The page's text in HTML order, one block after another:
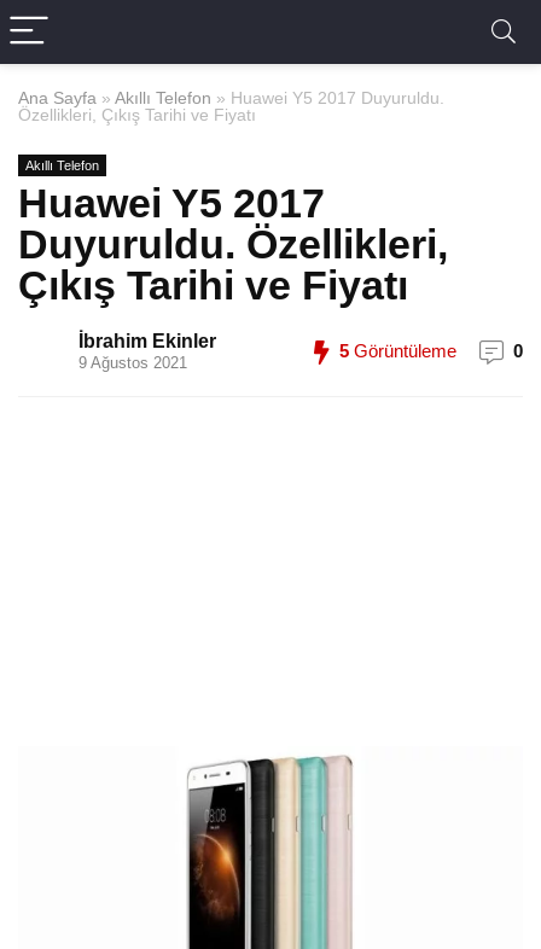
Ana Sayfa » Akıllı Telefon » Huawei Y5 2017 Duyuruldu.
Özellikleri, Çıkış Tarihi ve Fiyatı
Akıllı Telefon
Huawei Y5 2017
Duyuruldu. Özellikleri,
Çıkış Tarihi ve Fiyatı
İbrahim Ekinler
9 Ağustos 2021
5 Görüntüleme 0